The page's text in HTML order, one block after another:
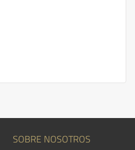
SOBRE NOSOTROS